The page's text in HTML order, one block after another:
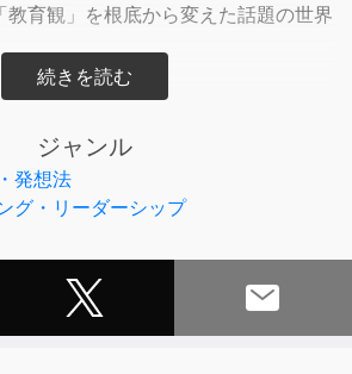
教育観」を根底から変えた話題の世界
エリート学者、オリンピック選手…
った!
・ゲイツ、マーク・ザッカーバー
課題」として提唱する
ジャンル
発想法
グ・リーダーシップ